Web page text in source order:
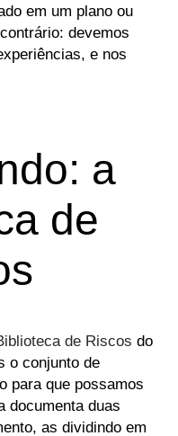
em um plano ou
devemos
e nos
a
de
de Riscos do
o conjunto de
para que possamos
documenta duas
as dividindo em